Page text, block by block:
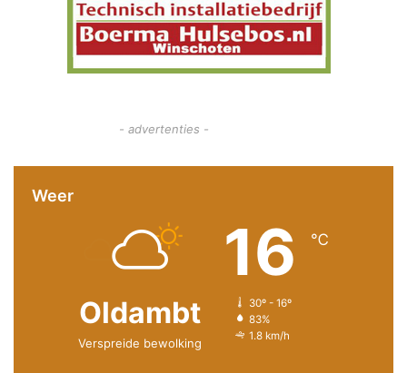
- advertenties -
Weer
Oldambt
Verspreide bewolking
16 ℃
30º - 16º
83%
1.8 km/h